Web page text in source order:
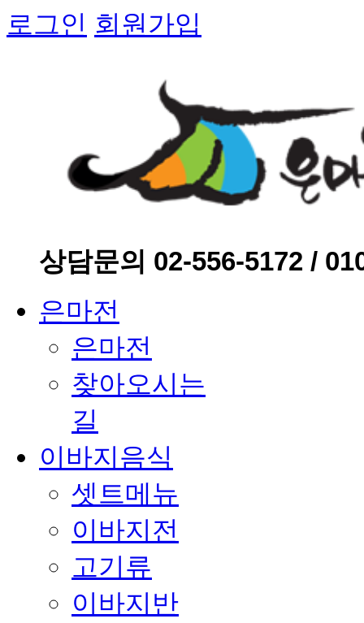
로그인 회원가입
상담문의 02-556-5172 /
은마전
은마전
찾아오시는
길
이바지음식
셋트메뉴
이바지전
고기류
이바지반